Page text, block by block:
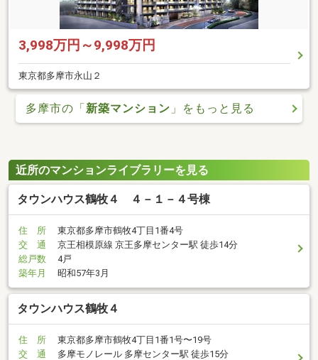
3,998万円～9,998万円
東京都多摩市永山２
多摩市の「 新築マンション 」をもっと見る
近所のマンションライブラリーを見る
タウンハウス鶴牧４ ４－１－４号棟
住 所
東京都多摩市鶴牧4丁目1番4号
交 通
京王相模原線 京王多摩センター駅 徒歩14分
総戸数
4戸
築年月
昭和57年3月
タウンハウス鶴牧４
住 所
東京都多摩市鶴牧4丁目1番1号〜19号
交 通
多摩モノレール 多摩センター駅 徒歩15分